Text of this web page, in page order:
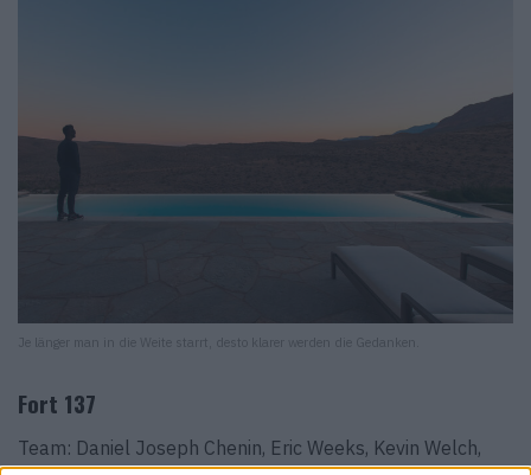
Je länger man in die Weite starrt, desto klarer werden die Gedanken.
Fort 137
Team: Daniel Joseph Chenin, Eric Weeks, Kevin Welch,